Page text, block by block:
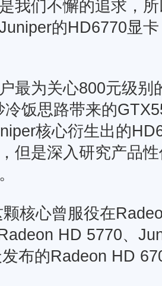
我们不懈的追求，
的HD6770显
为关心800元级别
饭思路带来的
核心衍生出的
但是深入研究产品
心曾服役在
HD 5770、
布的Radeon HD